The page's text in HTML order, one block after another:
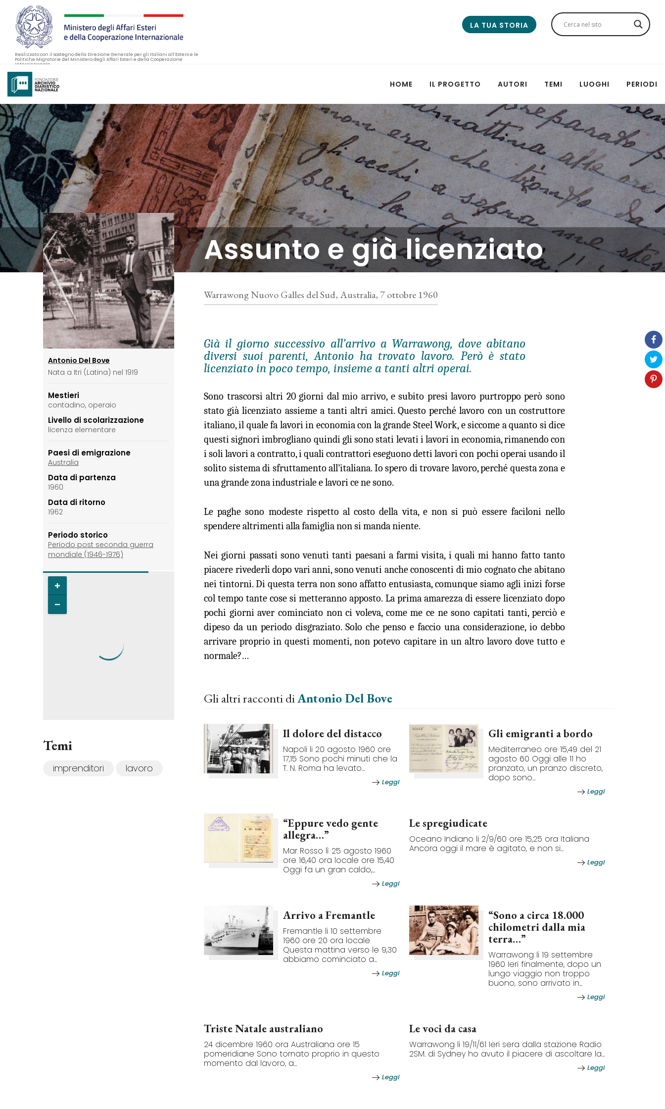
Realizzato con il sostegno della Direzione Generale per gli Italiani all’Estero e le
Politiche Migratorie del Ministero degli Affari Esteri e della Cooperazione
Internazionale
LA TUA STORIA
HOME IL PROGETTO AUTORI TEMI LUOGHI PERIODI
Assunto e già licenziato
Antonio Del Bove
Nata a Itri (Latina) nel 1919
Mestieri
contadino, operaio
Livello di scolarizzazione
licenza elementare
Paesi di emigrazione
Australia
Data di partenza
1960
Data di ritorno
1962
Periodo storico
Periodo post seconda guerra
mondiale (1946-1976)
Temi
imprenditori lavoro
Warrawong Nuovo Galles del Sud, Australia, 7 ottobre 1960
Già il giorno successivo all’arrivo a Warrawong, dove abitano
diversi suoi parenti, Antonio ha trovato lavoro. Però è stato
licenziato in poco tempo, insieme a tanti altri operai.
Sono trascorsi altri 20 giorni dal mio arrivo, e subito presi lavoro purtroppo però sono
stato già licenziato assieme a tanti altri amici. Questo perché lavoro con un costruttore
italiano, il quale fa lavori in economia con la grande Steel Work, e siccome a quanto si dice
questi signori imbrogliano quindi gli sono stati levati i lavori in economia, rimanendo con
i soli lavori a contratto, i quali contrattori eseguono detti lavori con pochi operai usando il
solito sistema di sfruttamento all’italiana. Io spero di trovare lavoro, perché questa zona e
una grande zona industriale e lavori ce ne sono.
Le paghe sono modeste rispetto al costo della vita, e non si può essere faciloni nello
spendere altrimenti alla famiglia non si manda niente.
Nei giorni passati sono venuti tanti paesani a farmi visita, i quali mi hanno fatto tanto
piacere rivederli dopo vari anni, sono venuti anche conoscenti di mio cognato che abitano
nei tintorni. Di questa terra non sono affatto entusiasta, comunque siamo agli inizi forse
col tempo tante cose si metteranno apposto. La prima amarezza di essere licenziato dopo
pochi giorni aver cominciato non ci voleva, come me ce ne sono capitati tanti, perciò e
dipeso da un periodo disgraziato. Solo che penso e faccio una considerazione, io debbo
arrivare proprio in questi momenti, non potevo capitare in un altro lavoro dove tutto e
normale?…
Gli altri racconti diAntonio Del Bove
Il dolore del distacco
Napoli li 20 agosto 1960 ore
17,15 Sono pochi minuti che la
T. N. Roma ha levato...
Leggi
Gli emigranti a bordo
Mediterraneo ore 15,49 del 21
agosto 60 Oggi alle 11 ho
pranzato, un pranzo discreto,
dopo sono...
Leggi
“Eppure vedo gente
allegra…”
Mar Rosso lì 25 agosto 1960
ore 16,40 ora locale ore 15,40
Oggi fa un gran caldo,...
Leggi
Le spregiudicate
Oceano Indiano li 2/9/60 ore 15,25 ora Italiana
Ancora oggi il mare è agitato, e non si...
Leggi
Arrivo a Fremantle
Fremantle li 10 settembre
1960 ore 20 ora locale
Questa mattina verso le 9,30
abbiamo cominciato a...
Leggi
“Sono a circa 18.000
chilometri dalla mia
terra…”
Warrawong li 19 settembre
1960 Ieri finalmente, dopo un
lungo viaggio non troppo
buono, sono arrivato in...
Leggi
Triste Natale australiano
24 dicembre 1960 ora Australiana ore 15
pomeridiane Sono tornato proprio in questo
momento dal lavoro, a...
Leggi
Le voci da casa
Warrawong li 19/11/61 Ieri sera dalla stazione Radio
2SM. di Sydney ho avuto il piacere di ascoltare la...
Leggi